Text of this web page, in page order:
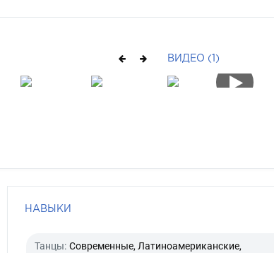
ВИДЕО (1)
НАВЫКИ
Танцы: Современные, Латиноамериканские,